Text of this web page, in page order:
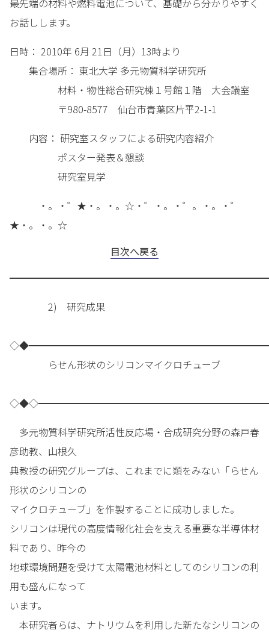
最先端の材料や燃料電池について、基礎から分かりやすく
お話しします。
日時： 2010年 6月 21日（月）13時より
集合場所： 東北大学 多元物質科学研究所
材料・物性総合研究棟１号館１階 大会議室
〒980-8577 仙台市青葉区片平2-1-1
内容： 研究室スタッフによる研究内容紹介
ポスター発表＆懇談
研究室見学
・。・゜★・。・。☆・゜・。・゜。・。・゜
★・。・。☆
目次へ戻る
2) 研究成果
らせん形状のシリコンマイクロチューブ
多元物質科学研究所活性反応場・合成研究分野の森戸春
彦助教、山根久
典教授の研究グループは、これまでに類をみない「らせん
形状のシリコンの
マイクロチューブ」を作製することに成功しました。
シリコンは現代の高度情報化社会を支える重要な半導体材
料であり、昨今の
地球環境問題を受けて太陽電池材料としてのシリコンの利
用も盛んになって
います。
本研究者らは、ナトリウムを利用した新たなシリコンの